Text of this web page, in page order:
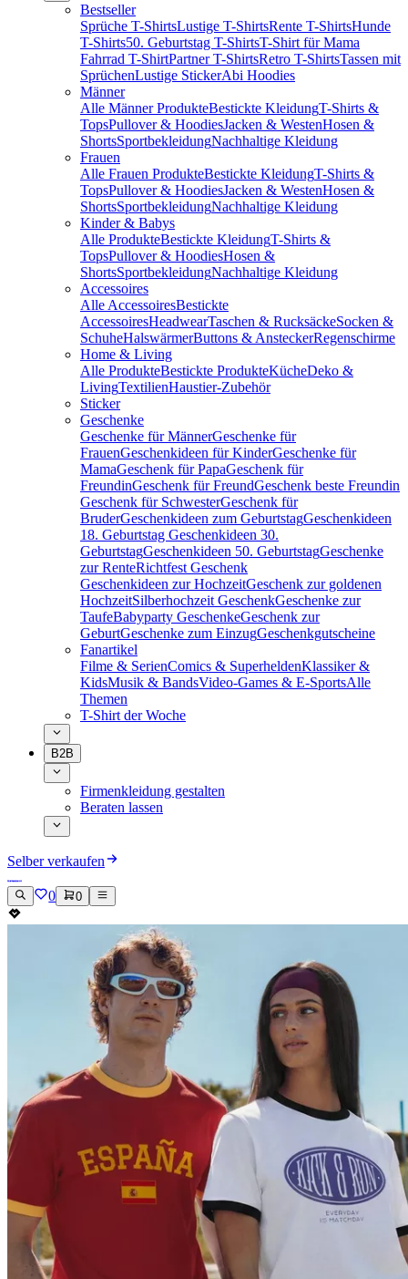
Bestseller
Sprüche T-ShirtsLustige T-ShirtsRente T-ShirtsHunde
T-Shirts50. Geburtstag T-ShirtsT-Shirt für Mama
Fahrrad T-ShirtPartner T-ShirtsRetro T-ShirtsTassen mit
SprüchenLustige StickerAbi Hoodies
Männer
Alle Männer ProdukteBestickte KleidungT-Shirts &
TopsPullover & HoodiesJacken & WestenHosen &
ShortsSportbekleidungNachhaltige Kleidung
Frauen
Alle Frauen ProdukteBestickte KleidungT-Shirts &
TopsPullover & HoodiesJacken & WestenHosen &
ShortsSportbekleidungNachhaltige Kleidung
Kinder & Babys
Alle ProdukteBestickte KleidungT-Shirts &
TopsPullover & HoodiesHosen &
ShortsSportbekleidungNachhaltige Kleidung
Accessoires
Alle AccessoiresBestickte
AccessoiresHeadwearTaschen & RucksäckeSocken &
SchuheHalswärmerButtons & AnsteckerRegenschirme
Home & Living
Alle ProdukteBestickte ProdukteKücheDeko &
LivingTextilienHaustier-Zubehör
Sticker
Geschenke
Geschenke für MännerGeschenke für
FrauenGeschenkideen für KinderGeschenke für
MamaGeschenk für PapaGeschenk für
FreundinGeschenk für FreundGeschenk beste Freundin
Geschenk für SchwesterGeschenk für
BruderGeschenkideen zum GeburtstagGeschenkideen
18. Geburtstag Geschenkideen 30.
GeburtstagGeschenkideen 50. GeburtstagGeschenke
zur RenteRichtfest Geschenk
Geschenkideen zur HochzeitGeschenk zur goldenen
HochzeitSilberhochzeit GeschenkGeschenke zur
TaufeBabyparty GeschenkeGeschenk zur
GeburtGeschenke zum EinzugGeschenkgutscheine
Fanartikel
Filme & SerienComics & SuperheldenKlassiker &
KidsMusik & BandsVideo-Games & E-SportsAlle
Themen
T-Shirt der Woche
B2B
Firmenkleidung gestalten
Beraten lassen
Selber verkaufen
0 0